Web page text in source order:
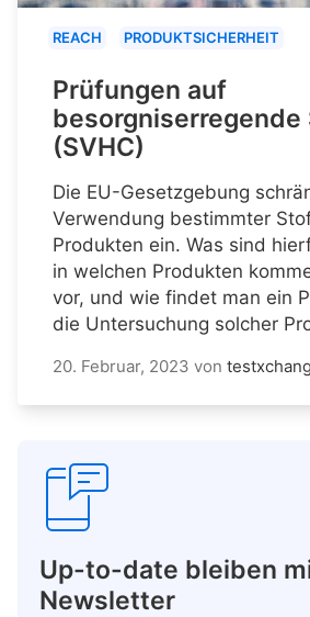
REACH PRODUKTSICHERHEIT
Prüfungen auf
besorgniserregende
(SVHC)
Die EU-Gesetzgebung
Verwendung bestimmter
Produkten ein. Was sind
in welchen Produkten
vor, und wie findet man ein
die Untersuchung solcher
20. Februar, 2023 von
Up-to-date bleiben
Newsletter